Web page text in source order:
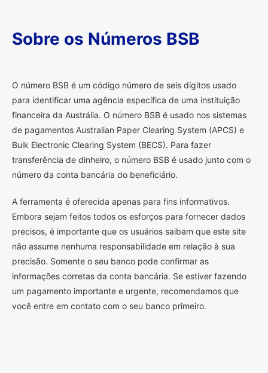
Sobre os Números BSB
O número BSB é um código número de seis dígitos usado
para identificar uma agência específica de uma instituição
financeira da Austrália. O número BSB é usado nos sistemas
de pagamentos Australian Paper Clearing System (APCS) e
Bulk Electronic Clearing System (BECS). Para fazer
transferência de dinheiro, o número BSB é usado junto com o
número da conta bancária do beneficiário.
A ferramenta é oferecida apenas para fins informativos.
Embora sejam feitos todos os esforços para fornecer dados
precisos, é importante que os usuários saibam que este site
não assume nenhuma responsabilidade em relação à sua
precisão. Somente o seu banco pode confirmar as
informações corretas da conta bancária. Se estiver fazendo
um pagamento importante e urgente, recomendamos que
você entre em contato com o seu banco primeiro.